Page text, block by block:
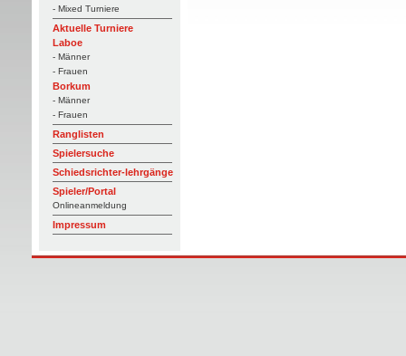
- Mixed Turniere
Aktuelle Turniere
Laboe
- Männer
- Frauen
Borkum
- Männer
- Frauen
Ranglisten
Spielersuche
Schiedsrichter-lehrgänge
Spieler/Portal
Onlineanmeldung
Impressum